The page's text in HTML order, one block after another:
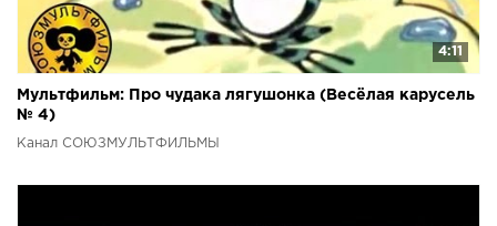
4:11
Мультфильм: Про чудака лягушонка (Весёлая карусель
№ 4)
Канал СОЮЗМУЛЬТФИЛЬМЫ